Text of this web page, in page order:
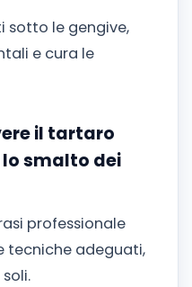
sotto le gengive,
e cura le
il tartaro
smalto dei
professionale
tecniche adeguati,